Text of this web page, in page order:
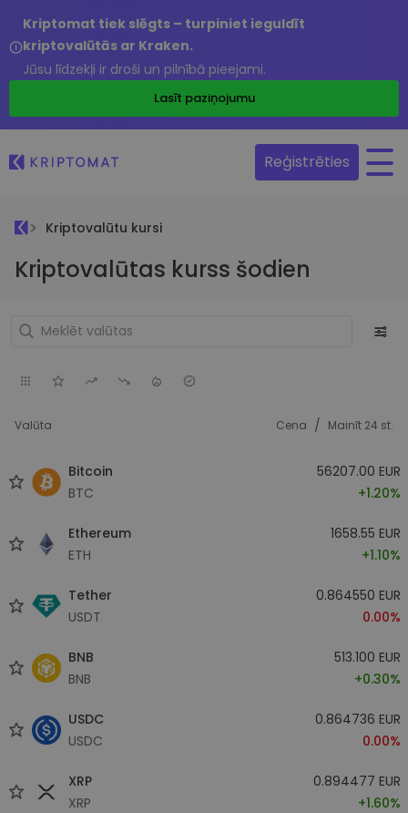
Kriptomat tiek slēgts – turpiniet ieguldīt
kriptovalūtās ar Kraken.
Jūsu līdzekļi ir droši un pilnībā pieejami.
Lasīt paziņojumu
Reģistrēties
Kriptovalūtu kursi
Kriptovalūtas kurss šodien
Valūta Cena / Mainīt 24 st.
Bitcoin
BTC
56207.00 EUR
+1.20%
Ethereum
ETH
1658.55 EUR
+1.10%
Tether
USDT
0.864550 EUR
0.00%
BNB
BNB
513.100 EUR
+0.30%
USDC
USDC
0.864736 EUR
0.00%
XRP
XRP
0.894477 EUR
+1.60%